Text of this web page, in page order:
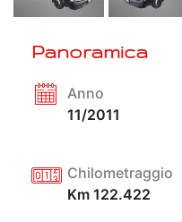
Panoramica
Anno
11/2011
Chilometraggio
Km 122.422